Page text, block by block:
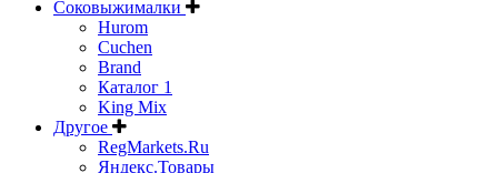
Соковыжималки
Hurom
Cuchen
Brand
Каталог 1
King Mix
Другое
RegMarkets.Ru
Яндекс.Товары